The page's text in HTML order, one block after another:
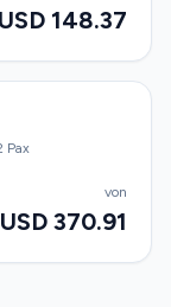
USD 148.37
Pax
von
USD 370.91